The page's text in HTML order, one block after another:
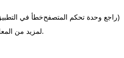
خطأ في(راجع وحدة تحكم المتصفح
لمزيد من.